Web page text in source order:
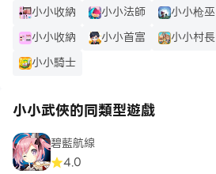
小小收納 小小法師 小小枪巫
小小收納
小小首富 小小村長
小小騎士
小小武俠的同類型遊戲
碧藍航線
4.0